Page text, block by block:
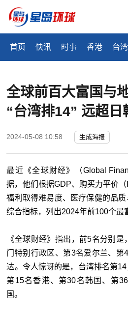
首页 快讯 时事 香港 台湾
全球前百大富国与
“台湾排14” 远超日
2024-05-08 10:58 生成海报
最近《全球财经》（Global
据，他们根据GDP、购买力平价
福利取得难易度、医疗保健的品
综合指标，列出2024年前100个最
《全球财经》指出，前5名分别
门特别行政区、第3名爱尔兰、第
达。令人惊讶的是，台湾排名第
第15名香港、第30名韩国、第
国。